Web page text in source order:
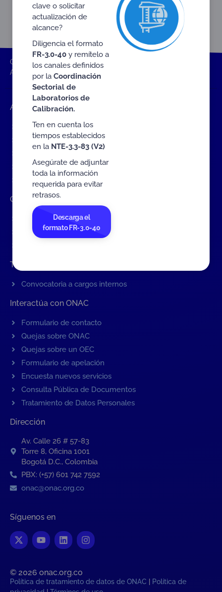
ONAC Inicio ONAC Documentos
Acta No. 11 de 2020
Accesos rápidos
Eventos
Tarifas MIT
Acredítate con ONAC
Documentos
Contratación de Bienes y Servicios
Contratación de bienes y servicios
Procesos en curso
Trabaje con nosotros
Convocatoria a cargos internos
Interactúa con ONAC
Formulario de contacto
Quejas sobre ONAC
Quejas sobre un OEC
Formulario de apelación
Encuesta nuevos servicios
Consulta Pública de Documentos
Tratamiento de Datos Personales
Dirección
Av. Calle 26 # 57-83
Torre 8, Oficina 1001
Bogotá D.C., Colombia
PBX: (+57) 601 742 7592
onac@onac.org.co
Síguenos en
© 2026 onac.org.co​
Política de tratamiento de datos de ONAC | Política de
clave o solicitar
actualización de
alcance?
Diligencia el formato
FR-3.0-40y remítelo a
los canales definidos
por la Coordinación
Sectorial de
Laboratorios de
Calibración.
Ten en cuenta los
tiempos establecidos
en la NTE-3.3-83 (V2)
Asegúrate de adjuntar
toda la información
requerida para evitar
retrasos.
Descarga el
formato FR-3.0-40